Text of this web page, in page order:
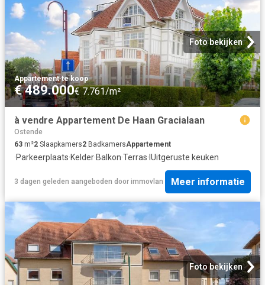
Foto bekijken
Appartement·te koop
€ 489.000€ 7.761/m²
à vendre Appartement De Haan Gracialaan
Ostende
63 m²2 Slaapkamers2 BadkamersAppartement
·Parkeerplaats·Kelder·Balkon·Terras· IUitgeruste keuken
3 dagen geleden aangeboden door immovlan Meer informatie
Foto bekijken